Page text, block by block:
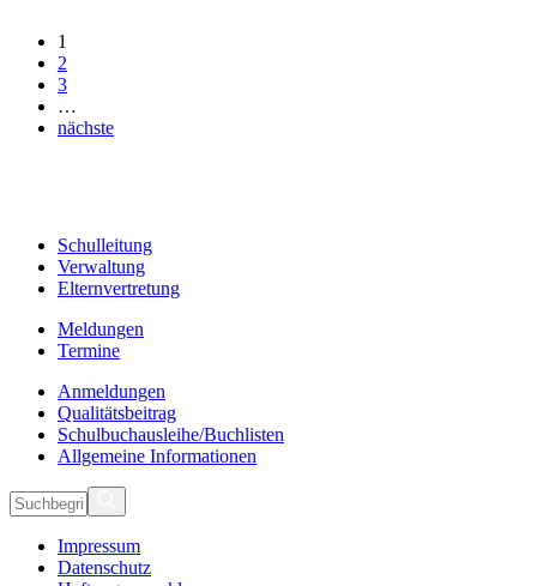
1
2
3
…
nächste
Schulleitung
Verwaltung
Elternvertretung
Meldungen
Termine
Anmeldungen
Qualitätsbeitrag
Schulbuchausleihe/Buchlisten
Allgemeine Informationen
Impressum
Datenschutz